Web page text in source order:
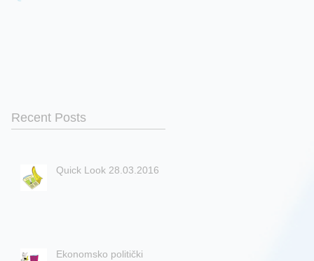
Recent Posts
Quick Look 28.03.2016
Ekonomsko politički